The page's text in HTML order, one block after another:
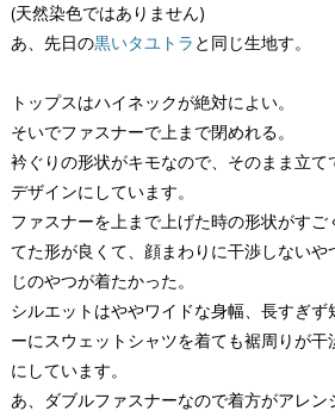
(天然染色ではありません)
あ、先日の黒いタユトラ と同じ生地す。
トップスはハイネックが絶対によい。
そいでファスナーで上まで閉めれる。
衿ぐりの形状がキモなので、そのまま立
デザインにしています。
ファスナーを上まで上げた時の形状がす
てた形が良くて、顔まわりに干渉しない
じのやつが着たかった。
シルエットはややワイドな身幅、長すぎ
ーにスウェットシャツを着ても裾周りが干
にしています。
あ、ダブルファスナーなので着方がアレン